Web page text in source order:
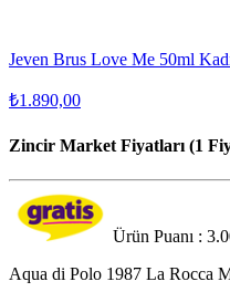
Jeven Brus Love Me 50ml
₺1.890,00
Zincir Market Fiyatları (1
Ürün Puanı :
Aqua di Polo 1987 La Rocca